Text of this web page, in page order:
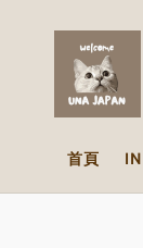
首頁